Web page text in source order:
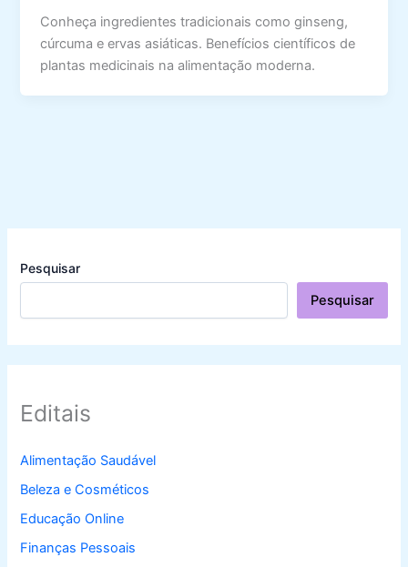
Conheça ingredientes tradicionais como ginseng,
cúrcuma e ervas asiáticas. Benefícios científicos de
plantas medicinais na alimentação moderna.
Pesquisar
Pesquisar
Editais
Alimentação Saudável
Beleza e Cosméticos
Educação Online
Finanças Pessoais